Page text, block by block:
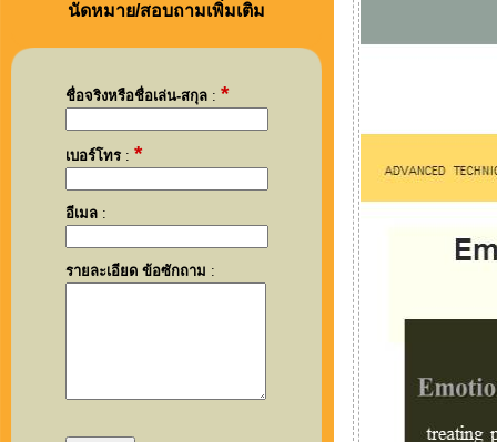
นัดหมาย/สอบถามเพิ่มเติม
ชื่อจริงหรือชื่อเล่น-สกุล: *
เบอร์โทร: *
อีเมล:
รายละเอียด ข้อซักถาม :